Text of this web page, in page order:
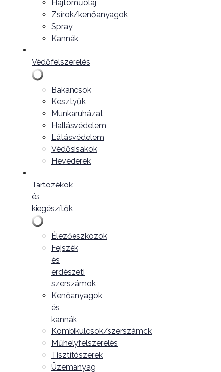
Hajtóműolaj
Zsírok/kenőanyagok
Spray
Kannák
Védőfelszerelés
Bakancsok
Kesztyűk
Munkaruházat
Hallásvédelem
Látásvédelem
Védősisakok
Hevederek
Tartozékok
és
kiegészítők
Élezőeszközök
Fejszék
és
erdészeti
szerszámok
Kenőanyagok
és
kannák
Kombikulcsok/szerszámok
Műhelyfelszerelés
Tisztítószerek
Üzemanyag